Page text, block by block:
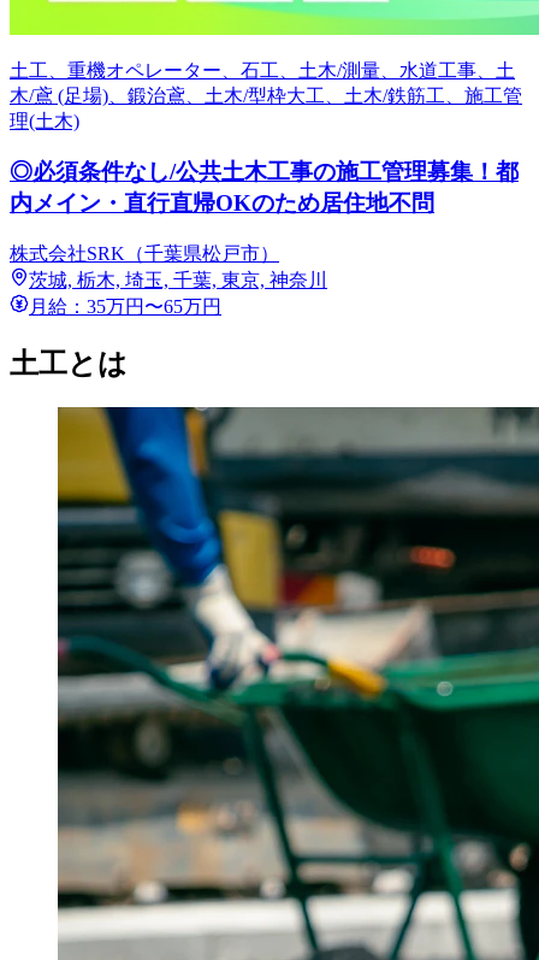
土工、重機オペレーター、石工、土木/測量、水道工事、土
木/鳶 (足場)、鍛治鳶、土木/型枠大工、土木/鉄筋工、施工管
理(土木)
◎必須条件なし/公共土木工事の施工管理募集！都
内メイン・直行直帰OKのため居住地不問
株式会社SRK（千葉県松戸市）
茨城, 栃木, 埼玉, 千葉, 東京, 神奈川
月給：35万円〜65万円
土工とは